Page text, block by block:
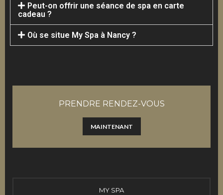
Peut-on offrir une séance de spa en carte
cadeau ?
Où se situe My Spa à Nancy ?
PRENDRE RENDEZ-VOUS
MAINTENANT
MY SPA